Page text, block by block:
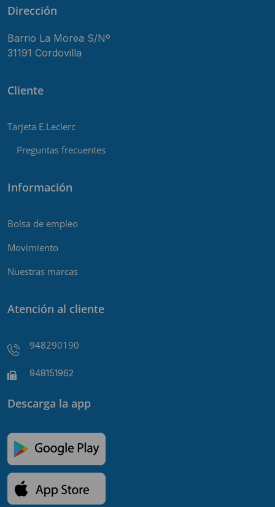
Dirección
Barrio La Morea S/Nº
31191 Cordovilla
Cliente
Tarjeta E.Leclerc
Preguntas frecuentes
Información
Bolsa de empleo
Movimiento
Nuestras marcas
Atención al cliente
948290190
948151962
Descarga la app